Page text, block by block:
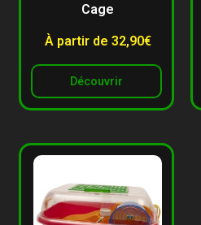
Cage
À partir de 32,90€
Découvrir